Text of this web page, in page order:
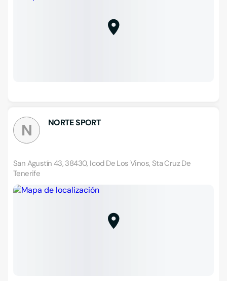
N NORTE SPORT
San Agustín 43, 38430, Icod De Los Vinos, Sta Cruz De
Tenerife